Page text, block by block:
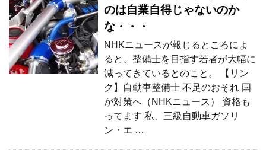
のは自業自得じゃないのか
な・・・
NHKニュースが報じるところによ
ると、整備士を目指す若者が大幅に
減ってきているとのこと。 【リン
ク】自動車整備士 不足のおそれ 国
が対策へ（NHKニュース） 資格も
ってます 私、三級自動車ガソリ
ン・エ …